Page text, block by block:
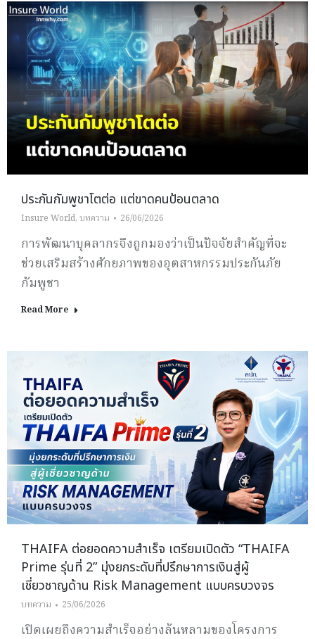
ประกันกัมพูชาโตต่อ แต่ขาดคนป้อนตลาด
Insure World, บทความ 26/06/2026
การพัฒนาบุคลากรจึงถูกมองว่าเป็นปัจจัยสำคัญที่จะ
ช่วยเสริมสร้างศักยภาพของอุตสาหกรรมประกันภัย
กัมพูชา
Read More
THAIFA ต่อยอดความสำเร็จ เตรียมเปิดตัว “THAIFA
Prime รุ่นที่ 2” มุ่งยกระดับที่ปรึกษาการเงินสู่ผู้
เชี่ยวชาญด้าน Risk Management แบบครบวงจร
บทความ 25/06/2026
เปิดเผยถึงความสำเร็จอย่างล้นหลามของโครงการ